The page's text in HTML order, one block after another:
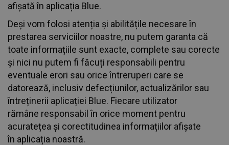
afișată în aplicația Blue.
Deși vom folosi atenția și abilitățile necesare în
prestarea serviciilor noastre, nu putem garanta că
toate informațiile sunt exacte, complete sau corecte
și nici nu putem fi făcuți responsabili pentru
eventuale erori sau orice întreruperi care se
datorează, inclusiv defecțiunilor, actualizărilor sau
întreținerii aplicației Blue. Fiecare utilizator
rămâne responsabil în orice moment pentru
acuratețea și corectitudinea informațiilor afișate
în aplicația noastră.